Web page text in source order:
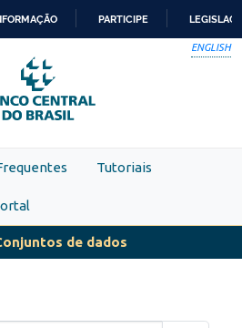
PARA
O
CONTEÚDO
PARTICIPE
ENGLISH
Tutoriais
de dados